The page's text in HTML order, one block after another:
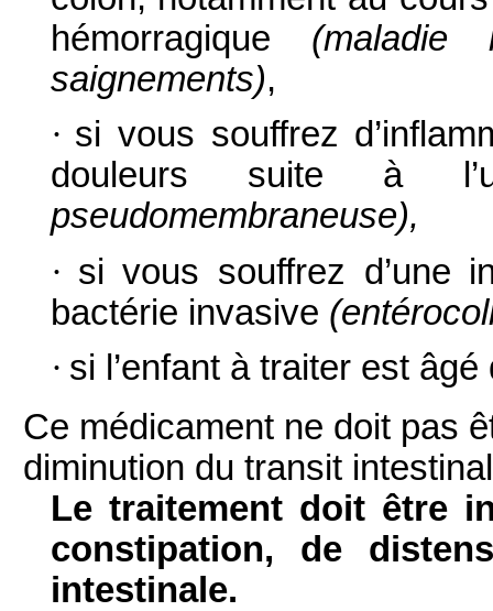
hémorragique (maladie
saignements),
· si vous souffrez
douleurs suite à
pseudomembraneuse),
· si vous souffrez d’une
bactérie invasive
· si l’enfant à traiter est
Ce médicament ne doit pas
diminution du transit
Le traitement doit être
constipation, de
intestinale.